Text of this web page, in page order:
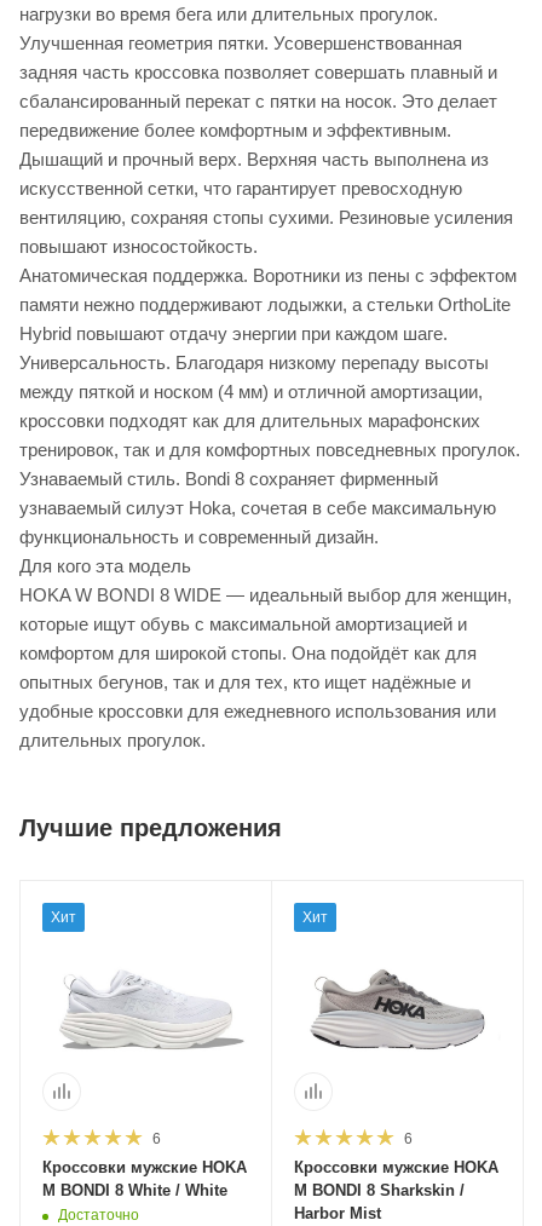
нагрузки во время бега или длительных прогулок.
Улучшенная геометрия пятки. Усовершенствованная
задняя часть кроссовка позволяет совершать плавный и
сбалансированный перекат с пятки на носок. Это делает
передвижение более комфортным и эффективным.
Дышащий и прочный верх. Верхняя часть выполнена из
искусственной сетки, что гарантирует превосходную
вентиляцию, сохраняя стопы сухими. Резиновые усиления
повышают износостойкость.
Анатомическая поддержка. Воротники из пены с эффектом
памяти нежно поддерживают лодыжки, а стельки OrthoLite
Hybrid повышают отдачу энергии при каждом шаге.
Универсальность. Благодаря низкому перепаду высоты
между пяткой и носком (4 мм) и отличной амортизации,
кроссовки подходят как для длительных марафонских
тренировок, так и для комфортных повседневных прогулок.
Узнаваемый стиль. Bondi 8 сохраняет фирменный
узнаваемый силуэт Hoka, сочетая в себе максимальную
функциональность и современный дизайн.
Для кого эта модель
HOKA W BONDI 8 WIDE — идеальный выбор для женщин,
которые ищут обувь с максимальной амортизацией и
комфортом для широкой стопы. Она подойдёт как для
опытных бегунов, так и для тех, кто ищет надёжные и
удобные кроссовки для ежедневного использования или
длительных прогулок.
Лучшие предложения
Хит
6
Кроссовки мужские HOKA
M BONDI 8 White / White
Достаточно
Хит
6
Кроссовки мужские HOKA
M BONDI 8 Sharkskin /
Harbor Mist